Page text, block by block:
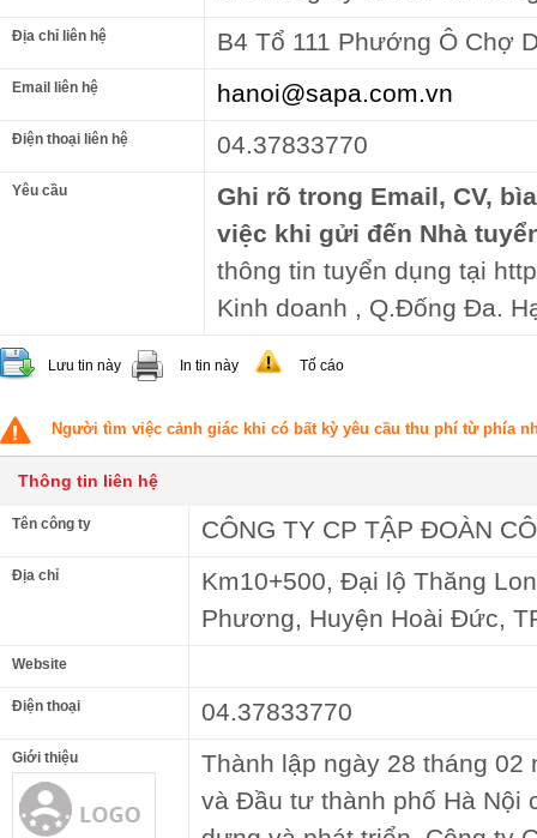
Địa chỉ liên hệ B4 Tổ 111 Phướng Ô Chợ
Email liên hệ hanoi@sapa.com.vn
Điện thoại liên hệ 04.37833770
Yêu cầu
Ghi rõ trong Email, CV,
việc khi gửi đến Nhà
thông tin tuyển dụng tại
Kinh doanh , Q.Đống Đa.
Lưu tin này In tin này Tố cáo
Người tìm việc cảnh giác khi có bất kỳ yêu cầu thu phí từ phía
Thông tin liên hệ
Tên công ty CÔNG TY CP TẬP ĐOÀN
Địa chỉ
Km10+500, Đại lộ Thăng
Phương, Huyện Hoài Đức,
Website
Điện thoại 04.37833770
Giới thiệu
Thành lập ngày 28 tháng 02
và Đầu tư thành phố Hà Nội